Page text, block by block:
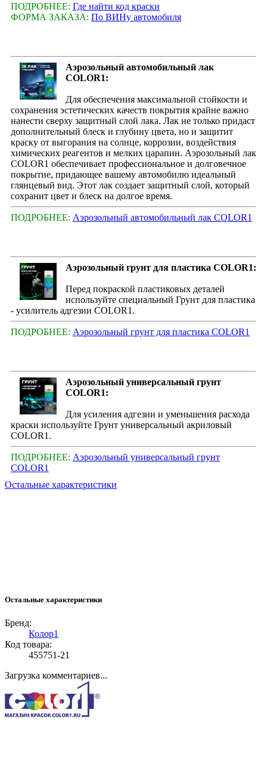
ПОДРОБНЕЕ: Где найти код краски
ФОРМА ЗАКАЗА: По ВИНу автомобиля
Аэрозольный автомобильный лак
COLOR1:
Для обеспечения максимальной стойкости и
сохранения эстетических качеств покрытия крайне важно
нанести сверху защитный слой лака. Лак не только придаст
дополнительный блеск и глубину цвета, но и защитит
краску от выгорания на солнце, коррозии, воздействия
химических реагентов и мелких царапин. Аэрозольный лак
COLOR1 обеспечивает профессиональное и долговечное
покрытие, придающее вашему автомобилю идеальный
глянцевый вид. Этот лак создает защитный слой, который
сохранит цвет и блеск на долгое время.
ПОДРОБНЕЕ: Аэрозольный автомобильный лак COLOR1
Аэрозольный грунт для пластика COLOR1:
Перед покраской пластиковых деталей
используйте специальный Грунт для пластика
- усилитель адгезии COLOR1.
ПОДРОБНЕЕ: Аэрозольный грунт для пластика COLOR1
Аэрозольный универсальный грунт
COLOR1:
Для усиления адгезии и уменьшения расхода
краски используйте Грунт универсальный акриловый
COLOR1.
ПОДРОБНЕЕ: Аэрозольный универсальный грунт
COLOR1
Остальные характеристики
Остальные характеристики
Бренд:
Колор1
Код товара:
455751-21
Загрузка комментариев...